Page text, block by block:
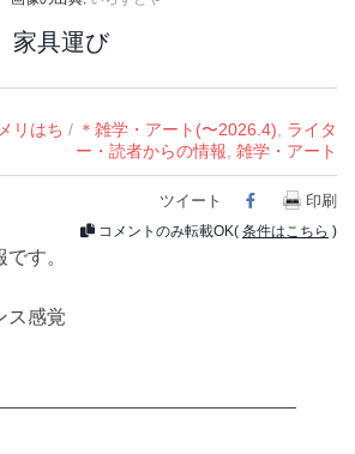
家具運び
メリはち / ＊雑学・アート(〜2026.4)
ライタ
ー・読者からの情報 雑学・アート
ツイート Facebook
印刷
コメントのみ転載OK( 条件はこちら )
す。
ス感覚